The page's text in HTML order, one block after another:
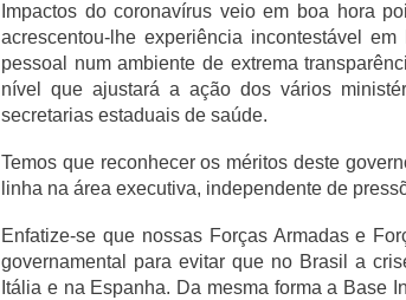
Impactos do coronavírus veio em boa hora
acrescentou-lhe experiência incontestável
pessoal num ambiente de extrema
nível que ajustará a ação dos vários
secretarias estaduais de saúde.
Temos que reconhecer os méritos deste
linha na área executiva, independente de
Enfatize-se que nossas Forças Armadas e
governamental para evitar que no Brasil a
Itália e na Espanha. Da mesma forma a Base